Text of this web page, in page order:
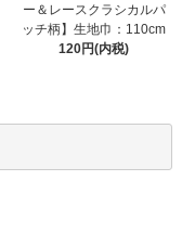
ー＆レースクラシカルパ
ッチ柄】生地巾：110cm
120円(内税)